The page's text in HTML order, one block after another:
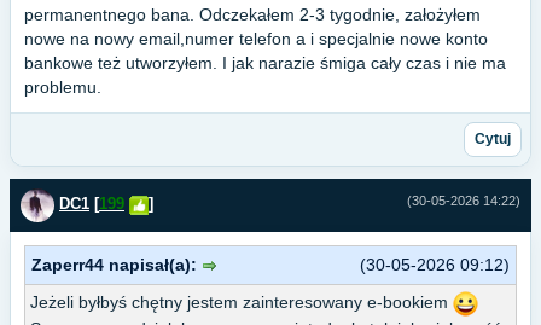
permanentnego bana. Odczekałem 2-3 tygodnie, założyłem
nowe na nowy email,numer telefon a i specjalnie nowe konto
bankowe też utworzyłem. I jak narazie śmiga cały czas i nie ma
problemu.
Cytuj
(30-05-2026 14:22)
DC1 [199 ]
(30-05-2026 09:12)
Zaperr44 napisał(a):
Jeżeli byłbyś chętny jestem zainteresowany e-bookiem